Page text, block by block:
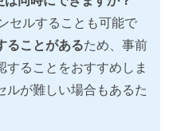
セルすることも可能で
ることがあるため、事前
することをおすすめしま
ルが難しい場合もあるた